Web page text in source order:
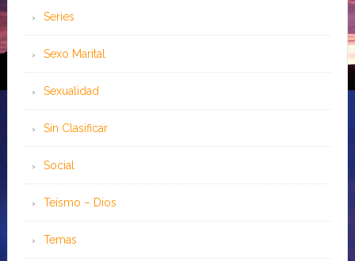
Series
Sexo Marital
Sexualidad
Sin Clasificar
Social
Teísmo – Dios
Temas